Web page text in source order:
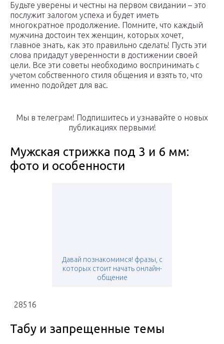
Будьте уверены и честны на первом свидании – это
послужит залогом успеха и будет иметь
многократное продолжение. Помните, что каждый
мужчина достоин тех женщин, которых хочет,
главное знать, как это правильно сделать! Пусть эти
слова придадут уверенности в достижении своей
цели. Все эти советы необходимо воспринимать с
учетом собственного стиля общения и взять то, что
именно подойдет для вас.
Мы в телеграм! Подпишитесь и узнавайте о новых
публикациях первыми!
Мужская стрижка под 3 и 6 мм:
фото и особенности
Давай познакомимся! фразы, с
которых стоит начать онлайн-
общение
28516
Табу и запрещенные темы